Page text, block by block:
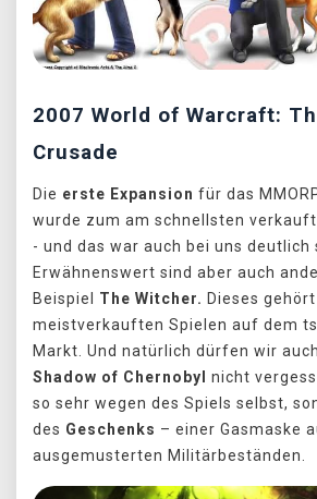
2007 World of Warcraft:
Crusade
Die erste Expansion für das
wurde zum am schnellsten
- und das war auch bei uns deutlich
Erwähnenswert sind aber auch
Beispiel The Witcher. Dieses
meistverkauften Spielen auf dem
Markt. Und natürlich dürfen wir auch
Shadow of Chernobyl nicht
so sehr wegen des Spiels selbst,
des Geschenks – einer Gasmaske
ausgemusterten Militärbeständen.